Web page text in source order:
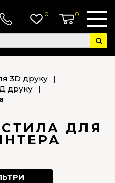
0 0
3D друку
|
друку
|
ДЛЯ